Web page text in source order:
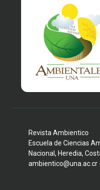
Revista Ambientico
Escuela de Ciencias
Nacional, Heredia,